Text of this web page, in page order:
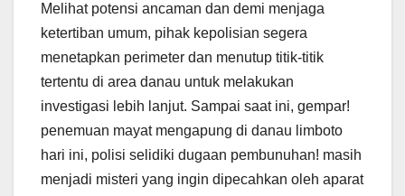
Melihat potensi ancaman dan demi menjaga
ketertiban umum, pihak kepolisian segera
menetapkan perimeter dan menutup titik-titik
tertentu di area danau untuk melakukan
investigasi lebih lanjut. Sampai saat ini, gempar!
penemuan mayat mengapung di danau limboto
hari ini, polisi selidiki dugaan pembunuhan! masih
menjadi misteri yang ingin dipecahkan oleh aparat